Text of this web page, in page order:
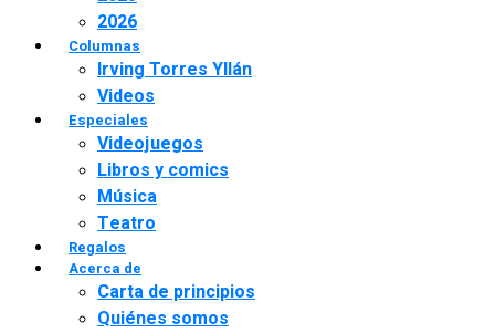
2026
Columnas
Irving Torres Yllán
Videos
Especiales
Videojuegos
Libros y comics
Música
Teatro
Regalos
Acerca de
Carta de principios
Quiénes somos